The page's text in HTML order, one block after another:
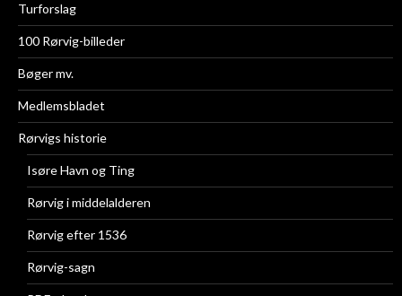
Turforslag
100 Rørvig-billeder
Bøger mv.
Medlemsbladet
Rørvigs historie
Isøre Havn og Ting
Rørvig i middelalderen
Rørvig efter 1536
Rørvig-sagn